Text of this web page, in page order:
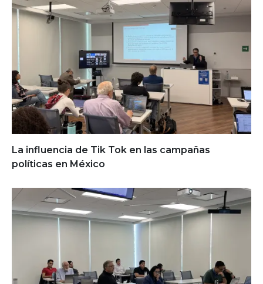
La influencia de Tik Tok en las campañas
políticas en México